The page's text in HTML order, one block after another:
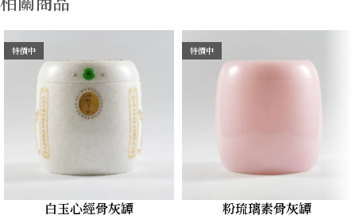
特價中
白玉心經骨灰罈
特價中
粉琉璃素骨灰罈